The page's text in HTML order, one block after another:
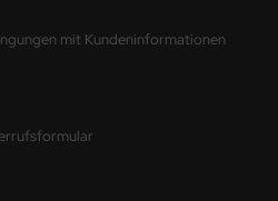
mit Kundeninformationen